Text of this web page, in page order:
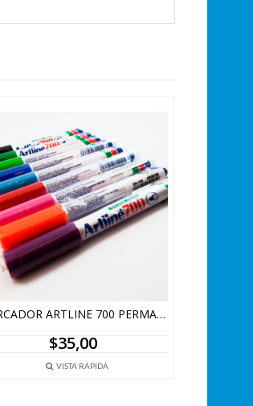
MARCADOR ARTLINE 700 PERMANENTE
$35,00
VISTA RÁPIDA